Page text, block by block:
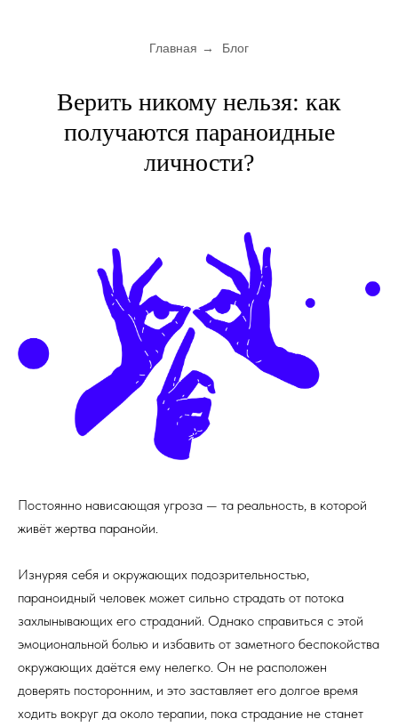
Главная → Блог
Верить никому нельзя: как
получаются параноидные
личности?
Постоянно нависающая угроза — та реальность, в которой
живёт жертва паранойи.
Изнуряя себя и окружающих подозрительностью,
параноидный человек может сильно страдать от потока
захлынывающих его страданий. Однако справиться с этой
эмоциональной болью и избавить от заметного беспокойства
окружающих даётся ему нелегко. Он не расположен
доверять посторонним, и это заставляет его долгое время
ходить вокруг да около терапии, пока страдание не станет